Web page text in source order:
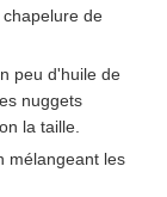
de
peu d'huile de
nuggets
la taille.
mélangeant les